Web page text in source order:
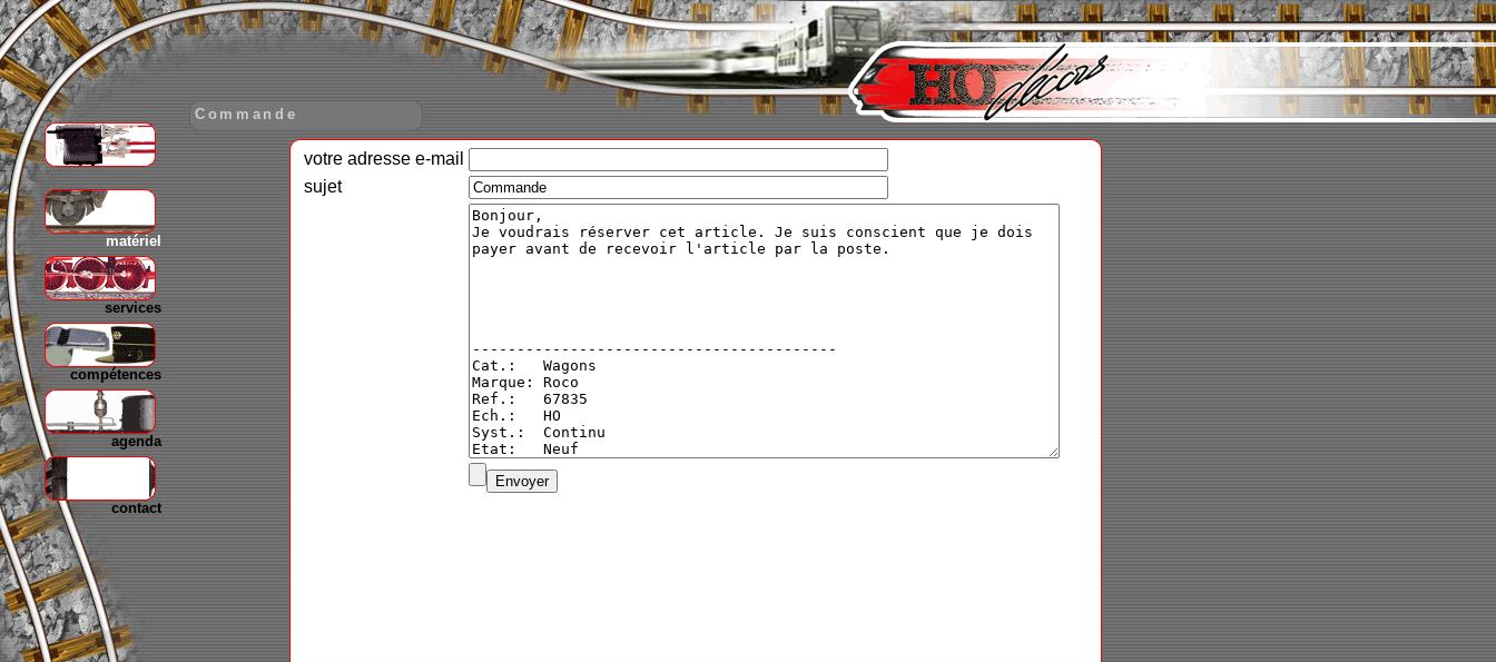
matériel
services
compétences
agenda
contact
Commande
votre adresse e-mail
sujet